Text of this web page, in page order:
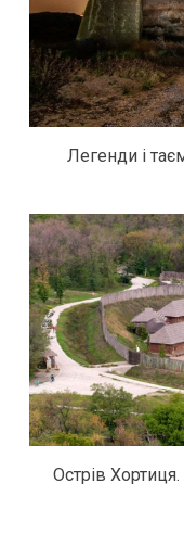
Легенди і
Острів